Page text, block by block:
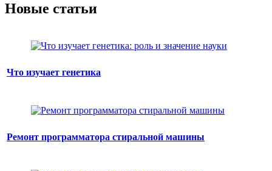
Новые статьи
Что изучает генетика
Ремонт программатора стиральной машины